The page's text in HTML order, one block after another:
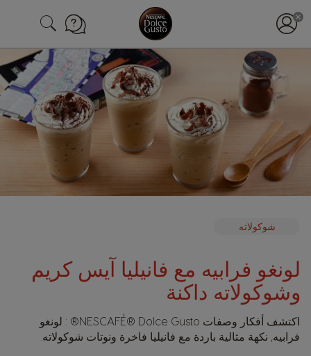
شوكولاته
لونغو فرابيه مع فانيليا آيس كريم
وشوكولاته داكنة
اكتشف أفكار وصفات NESCAFÉ® Dolce Gusto®
: لونغو
فرابيه, نكهة مثالية باردة مع فانيليا فاخرة ونوتات شوكولاته.